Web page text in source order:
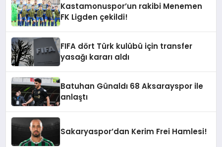
Kastamonuspor’un rakibi Menemen
FK Ligden çekildi!
FIFA dört Türk kulübü için transfer
yasağı kararı aldı
Batuhan Günaldı 68 Aksarayspor ile
anlaştı
Sakaryaspor’dan Kerim Frei Hamlesi!